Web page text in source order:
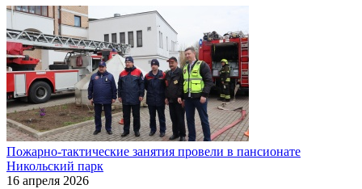
Пожарно-тактические занятия провели в пансионате
Никольский парк
16 апреля 2026